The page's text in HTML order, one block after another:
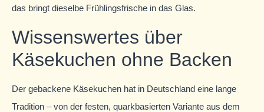
das bringt dieselbe Frühlingsfrische in das Glas.
Wissenswertes über
Käsekuchen ohne Backen
Der gebackene Käsekuchen hat in Deutschland eine lange
Tradition – von der festen, quarkbasierten Variante aus dem